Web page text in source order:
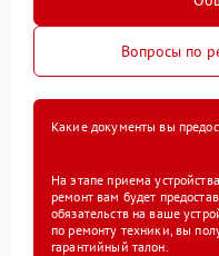
Вопросы по
Какие документы вы
На этапе приема
ремонт вам будет
обязательств на ваше
по ремонту техники, вы
гарантийный талон.